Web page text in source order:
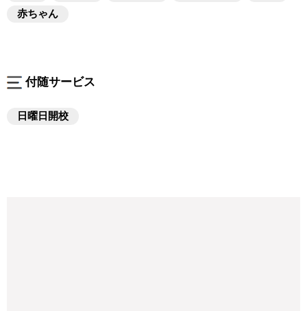
赤ちゃん
付随サービス
日曜日開校